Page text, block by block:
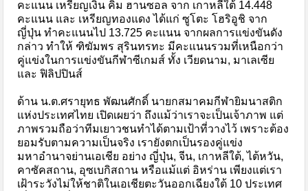
คะแนน เหรียญเงิน คิม ฮานซอล จาก เกาหลีใต้ 14.448
คะแนน และ เหรียญทองแดง ได้แก่ ซูโตะ โฮริอูชิ จาก
ญี่ปุ่น ทำคะแนนไป 13.725 คะแนน จากผลการแข่งขันดัง
กล่าว ทำให้ ฑิฆัมพร สุรินทรทะ มีคะแนนรวมที่เหนือกว่า
คู่แข่งในการแข่งขันกีฬาซีเกมส์ ทั้ง เวียดนาม, มาเลเซีย
และ ฟิลิปปินส์
ด้าน น.ต.ศรายุทธ พัฒนศักดิ์ นายกสมาคมกีฬายิมนาสติก
แห่งประเทศไทย เปิดเผยว่า ถึงแม้ว่าเราจะเป็นเจ้าภาพ แต่
ภาพรวมถือว่าทีมเยาวชนทำได้ตามเป้าที่วางไว้ เพราะต้อง
ยอมรับตามความเป็นจริง เรายังตกเป็นรองคู่แข่ง
มหาอำนาจย่านเอเชีย อย่าง ญี่ปุ่น, จีน, เกาหลีใต้, ไต้หวัน,
คาซัคสถาน, อุซเบกิสถาน หรือแม้แต่ อิหร่าน เพียงแต่เรา
เฝ้าระวังไม่ให้ชาติในเอเชียตะวันออกเฉียงใต้ 10 ประเทศ